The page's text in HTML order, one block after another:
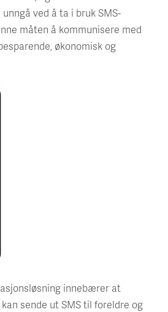
ved å ta i bruk SMS-
måten å kommunisere med
økonomisk og
innebærer at
sende ut SMS til foreldre og